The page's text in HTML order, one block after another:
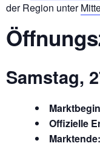
der Region unter
Samstag,
Offizielle
Marktende: